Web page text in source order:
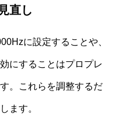
直し
に設定することや、
にすることはプロプレ
。これらを調整するだ
ます。